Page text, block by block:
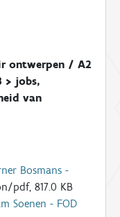
ontwerpen / A2
> jobs,
van
Bosmans -
pdf, 817.0 KB
Soenen - FOD